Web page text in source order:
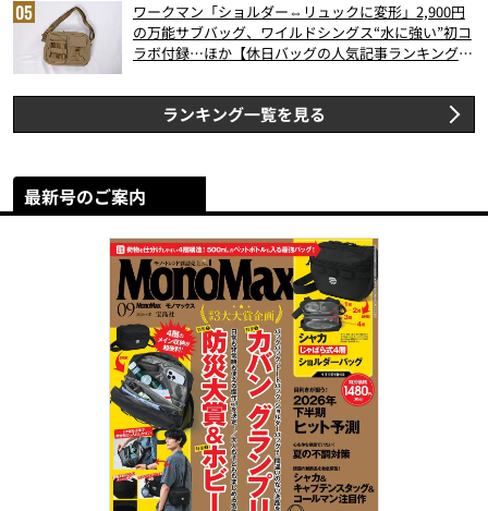
ワークマン「ショルダー⇔リュックに変形」2,900円
の万能サブバッグ、ワイルドシングス“水に強い”初コ
ラボ付録…ほか【休日バッグの人気記事ランキングベ
ランキング一覧を見る
最新号のご案内